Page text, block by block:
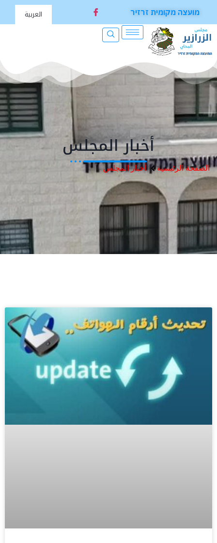
מועצה מקומית זרזיר العربية
أخبار المجلس
الصفحة الرئيسية أخبار المجلس